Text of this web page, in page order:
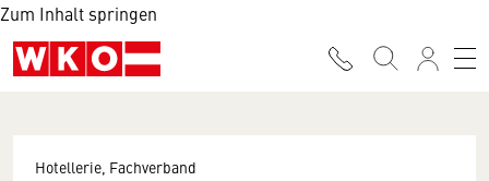
Zum Inhalt springen
Hotellerie, Fachverband